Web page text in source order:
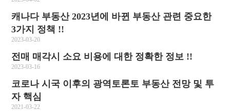
캐나다 부동산 2023년에 바뀐 부동산 관련 중요한
3가지 정책 !!
2023-03-20
전매 매각시 소요 비용에 대한 정확한 정보 !!
2023-03-16
코로나 시국 이후의 광역토론토 부동산 전망 및 투
자 핵심
2021-03-22